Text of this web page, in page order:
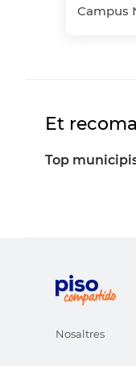
Et
Top
Nosaltres